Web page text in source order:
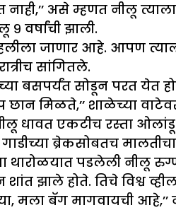
असे म्हणत नीलू
वर्षांची झाली.
जाणार आहे. आपण
सांगितले.
सोडून परत येत होते.
मिळते,’’ शाळेच्या
धावत एकटीच रस्ता
गाडीच्या ब्रेकसोबतच
थारोळयात पडलेली नीलू
झाले होते. तिचे विश्व
मला बॅग मागवायची